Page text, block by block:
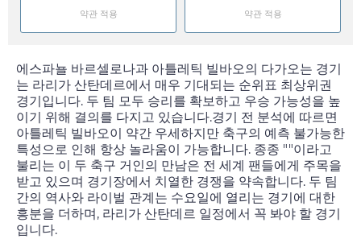
약관 적용 약관 적용
에스파뇰 바르셀로나과 아틀레틱 빌바오의 다가오는 경기
는 라리가 산탄데르에서 매우 기대되는 순위표 최상위권
경기입니다. 두 팀 모두 승리를 확보하고 우승 가능성을 높
이기 위해 결의를 다지고 있습니다.경기 전 분석에 따르면
아틀레틱 빌바오이 약간 우세하지만 축구의 예측 불가능한
특성으로 인해 항상 놀라움이 가능합니다. 종종 ""이라고
불리는 이 두 축구 거인의 만남은 전 세계 팬들에게 주목을
받고 있으며 경기장에서 치열한 경쟁을 약속합니다. 두 팀
간의 역사와 라이벌 관계는 수요일에 열리는 경기에 대한
흥분을 더하며, 라리가 산탄데르 일정에서 꼭 봐야 할 경기
입니다.